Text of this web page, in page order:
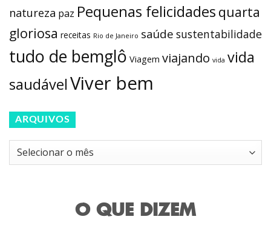
natureza paz Pequenas felicidades quarta
gloriosa receitas Rio de Janeiro saúde sustentabilidade
tudo de bemglô Viagem viajando vida vida
saudávelViver bem
ARQUIVOS
Arquivos
O QUE DIZEM